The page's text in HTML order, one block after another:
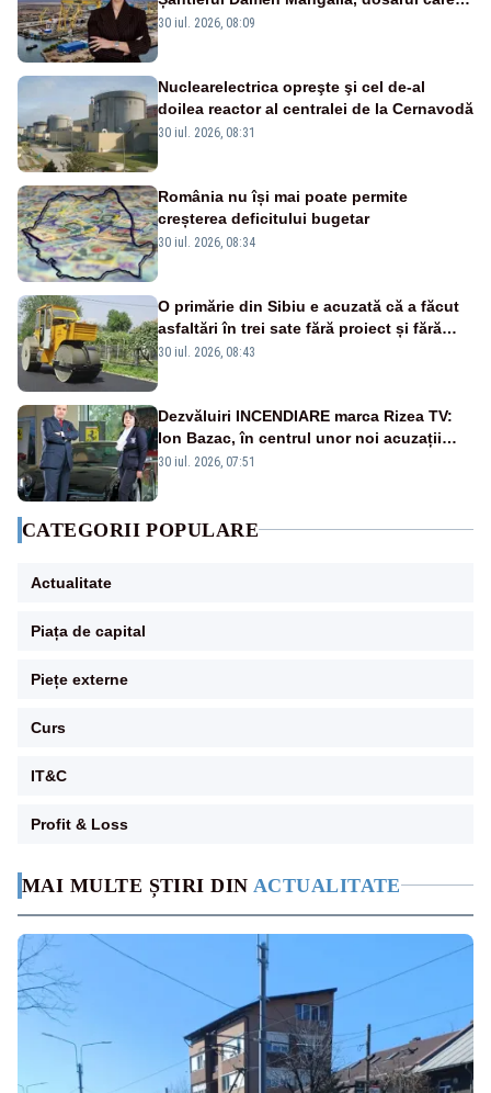
MAI MULTE ȘTIRI DIN ACTUALITATE
scufundă apărarea României
30 iul. 2026, 08:09
Nuclearelectrica opreşte şi cel de-al
doilea reactor al centralei de la Cernavodă
30 iul. 2026, 08:31
România nu își mai poate permite
creșterea deficitului bugetar
30 iul. 2026, 08:34
O primărie din Sibiu e acuzată că a făcut
asfaltări în trei sate fără proiect și fără
licitația lucrărilor
30 iul. 2026, 08:43
Dezvăluiri INCENDIARE marca Rizea TV:
Ion Bazac, în centrul unor noi acuzații
publice
30 iul. 2026, 07:51
CATEGORII POPULARE
Actualitate
Piața de capital
Piețe externe
Curs
IT&C
Profit & Loss